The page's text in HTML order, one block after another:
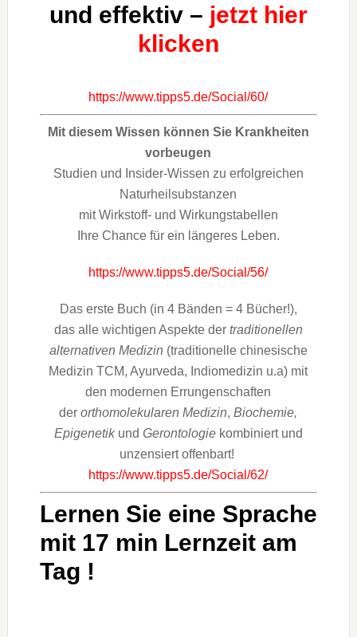
und effektiv – jetzt hier
klicken
https://www.tipps5.de/Social/60/
Mit diesem Wissen können Sie Krankheiten
vorbeugen
Studien und Insider-Wissen zu erfolgreichen
Naturheilsubstanzen
mit Wirkstoff- und Wirkungstabellen
Ihre Chance für ein längeres Leben.
https://www.tipps5.de/Social/56/
Das erste Buch (in 4 Bänden = 4 Bücher!),
das alle wichtigen Aspekte der traditionellen
alternativen Medizin (traditionelle chinesische
Medizin TCM, Ayurveda, Indiomedizin u.a) mit
den modernen Errungenschaften
derorthomolekularen Medizin,Biochemie,
Epigenetik und Gerontologiekombiniert und
unzensiert offenbart!
https://www.tipps5.de/Social/62/
Lernen Sie eine Sprache
mit 17 min Lernzeit am
Tag !